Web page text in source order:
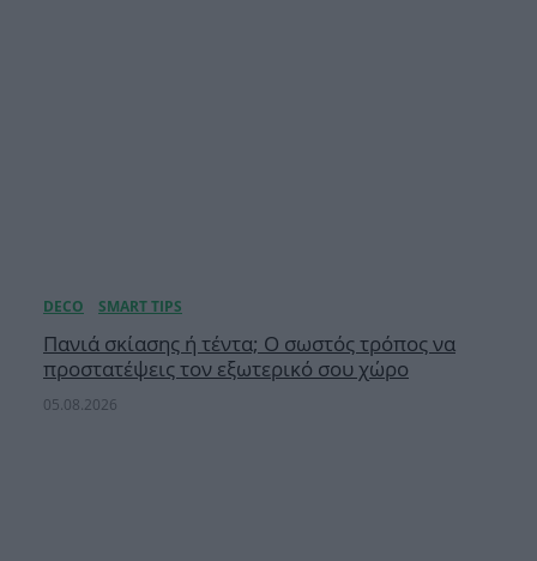
Πανιά σκίασης ή τέντα; Ο σωστός τρόπος να
προστατέψεις τον εξωτερικό σου χώρο
05.08.2026